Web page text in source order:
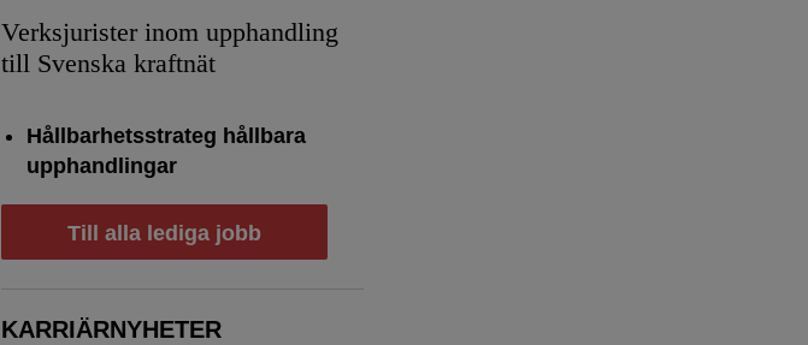
Verksjurister inom upphandling
till Svenska kraftnät
Hållbarhetsstrateg hållbara
upphandlingar
Till alla lediga jobb
KARRIÄRNYHETER